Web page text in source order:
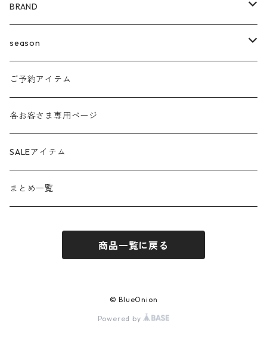
BRAND
agnost
amo
anana
ante aciem
any
blanco / uncleDaves
season
24ss
24aw
25ss
25aw
ご予約アイテム
各お客さま専用ページ
SALEアイテム
まとめ一覧
商品一覧に戻る
© BlueOnion
Powered by